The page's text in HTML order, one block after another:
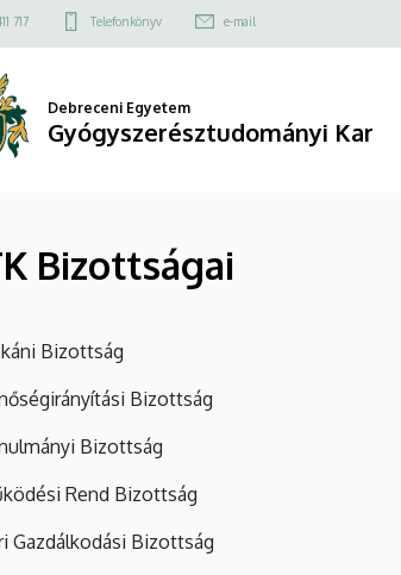
717 Telefonkönyv e-mail
Debreceni Egyetem
Gyógyszerésztudományi Kar
Bizottságai
Bizottság
Bizottság
Bizottság
Rend Bizottság
Gazdálkodási Bizottság